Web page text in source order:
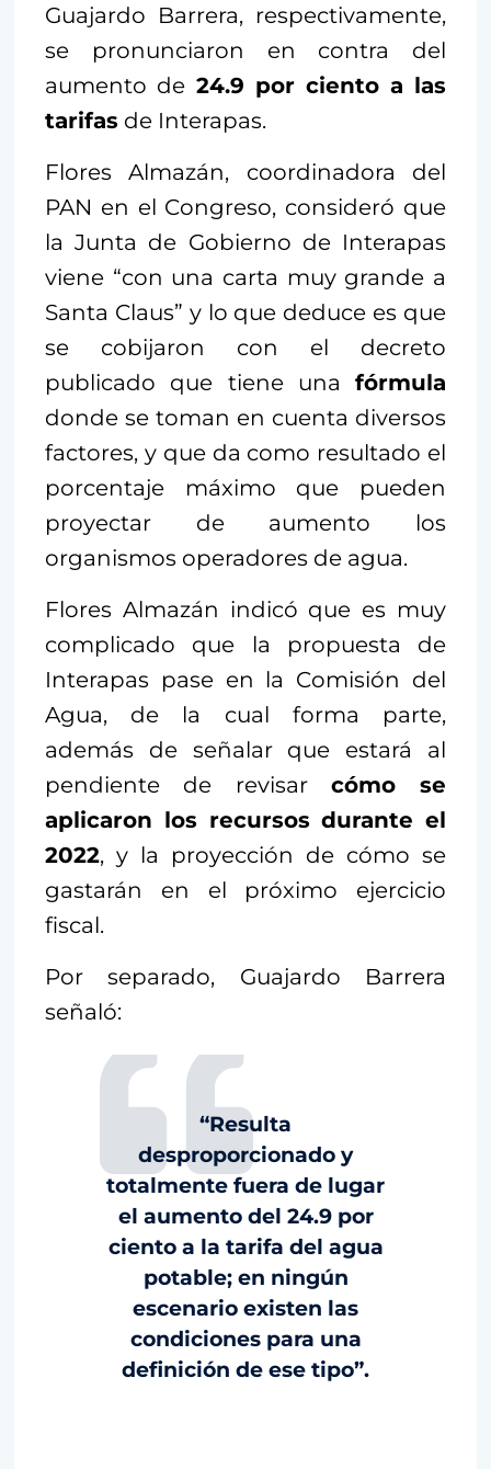
Guajardo Barrera, respectivamente,
se pronunciaron en contra del
aumento de 24.9 por ciento a las
tarifas de Interapas.
Flores Almazán, coordinadora del
PAN en el Congreso, consideró que
la Junta de Gobierno de Interapas
viene “con una carta muy grande a
Santa Claus” y lo que deduce es que
se cobijaron con el decreto
publicado que tiene una fórmula
donde se toman en cuenta diversos
factores, y que da como resultado el
porcentaje máximo que pueden
proyectar de aumento los
organismos operadores de agua.
Flores Almazán indicó que es muy
complicado que la propuesta de
Interapas pase en la Comisión del
Agua, de la cual forma parte,
además de señalar que estará al
pendiente de revisar cómo se
aplicaron los recursos durante el
2022, y la proyección de cómo se
gastarán en el próximo ejercicio
fiscal.
Por separado, Guajardo Barrera
señaló:
“Resulta
desproporcionado y
totalmente fuera de lugar
el aumento del 24.9 por
ciento a la tarifa del agua
potable; en ningún
escenario existen las
condiciones para una
definición de ese tipo”.